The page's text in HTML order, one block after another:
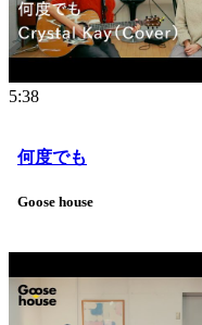
5:38
何度でも
Goose house